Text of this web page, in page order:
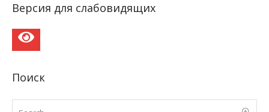
Версия для слабовидящих
Поиск